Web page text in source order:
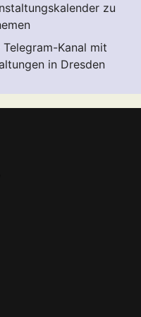
zu
Telegram-Kanal mit
in Dresden